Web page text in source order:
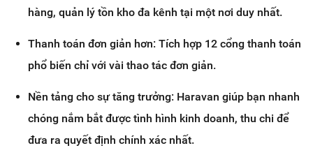
hàng, quản lý tồn kho đa kênh tại một nơi duy nhất.
Thanh toán đơn giản hơn: Tích hợp 12 cổng thanh toán
phổ biến chỉ với vài thao tác đơn giản.
Nền tảng cho sự tăng trưởng: Haravan giúp bạn nhanh
chóng nắm bắt được tình hình kinh doanh, thu chi để
đưa ra quyết định chính xác nhất.